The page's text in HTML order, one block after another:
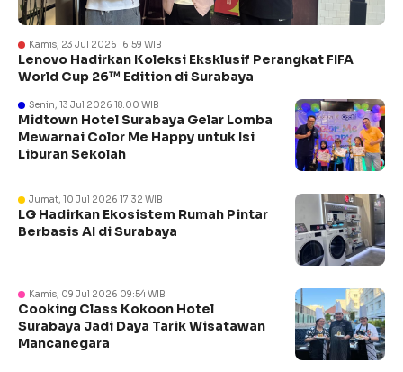
Kamis, 23 Jul 2026 16:59 WIB
Lenovo Hadirkan Koleksi Eksklusif Perangkat FIFA
World Cup 26™ Edition di Surabaya
Senin, 13 Jul 2026 18:00 WIB
Midtown Hotel Surabaya Gelar Lomba
Mewarnai Color Me Happy untuk Isi
Liburan Sekolah
Jumat, 10 Jul 2026 17:32 WIB
LG Hadirkan Ekosistem Rumah Pintar
Berbasis AI di Surabaya
Kamis, 09 Jul 2026 09:54 WIB
Cooking Class Kokoon Hotel
Surabaya Jadi Daya Tarik Wisatawan
Mancanegara